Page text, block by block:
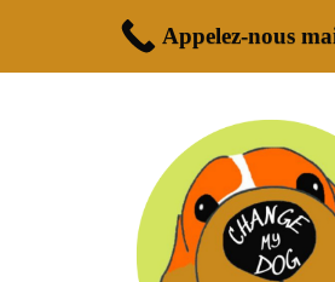
Appelez-nous